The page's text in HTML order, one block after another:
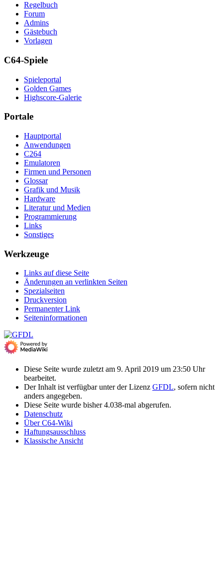
Regelbuch
Forum
Admins
Gästebuch
Vorlagen
C64-Spiele
Spieleportal
Golden Games
Highscore-Galerie
Portale
Hauptportal
Anwendungen
C264
Emulatoren
Firmen und Personen
Glossar
Grafik und Musik
Hardware
Literatur und Medien
Programmierung
Links
Sonstiges
Werkzeuge
Links auf diese Seite
Änderungen an verlinkten Seiten
Spezialseiten
Druckversion
Permanenter Link
Seiten­­informationen
Diese Seite wurde zuletzt am 9. April 2019 um 23:50 Uhr
bearbeitet.
Der Inhalt ist verfügbar unter der Lizenz GFDL, sofern nicht
anders angegeben.
Diese Seite wurde bisher 4.038-mal abgerufen.
Datenschutz
Über C64-Wiki
Haftungsausschluss
Klassische Ansicht